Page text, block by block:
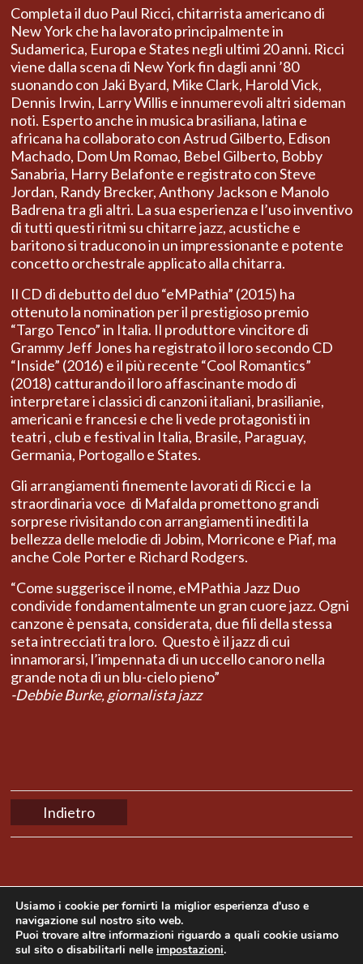
Completa il duo Paul Ricci, chitarrista americano di
New York che ha lavorato principalmente in
Sudamerica, Europa e States negli ultimi 20 anni. Ricci
viene dalla scena di New York fin dagli anni ’80
suonando con Jaki Byard, Mike Clark, Harold Vick,
Dennis Irwin, Larry Willis e innumerevoli altri sideman
noti. Esperto anche in musica brasiliana, latina e
africana ha collaborato con Astrud Gilberto, Edison
Machado, Dom Um Romao, Bebel Gilberto, Bobby
Sanabria, Harry Belafonte e registrato con Steve
Jordan, Randy Brecker, Anthony Jackson e Manolo
Badrena tra gli altri. La sua esperienza e l’uso inventivo
di tutti questi ritmi su chitarre jazz, acustiche e
baritono si traducono in un impressionante e potente
concetto orchestrale applicato alla chitarra.
Il CD di debutto del duo “eMPathia” (2015) ha
ottenuto la nomination per il prestigioso premio
“Targo Tenco” in Italia. Il produttore vincitore di
Grammy Jeff Jones ha registrato il loro secondo CD
“Inside” (2016) e il più recente “Cool Romantics”
(2018) catturando il loro affascinante modo di
interpretare i classici di canzoni italiani, brasilianie,
americani e francesi e che li vede protagonisti in
teatri , club e festival in Italia, Brasile, Paraguay,
Germania, Portogallo e States.
Gli arrangiamenti finemente lavorati di Ricci e la
straordinaria voce di Mafalda promettono grandi
sorprese rivisitando con arrangiamenti inediti la
bellezza delle melodie di Jobim, Morricone e Piaf, ma
anche Cole Porter e Richard Rodgers.
“Come suggerisce il nome, eMPathia Jazz Duo
condivide fondamentalmente un gran cuore jazz. Ogni
canzone è pensata, considerata, due fili della stessa
seta intrecciati tra loro. Questo è il jazz di cui
innamorarsi, l’impennata di un uccello canoro nella
grande nota di un blu-cielo pieno”
-Debbie Burke, giornalista jazz
Indietro
Copyright © 2014 Mama Produções. All rights
reserved | Website developed by
Usiamo i cookie per fornirti la miglior esperienza d'uso e
navigazione sul nostro sito web.
Puoi trovare altre informazioni riguardo a quali cookie usiamo
sul sito o disabilitarli nelle impostazioni.